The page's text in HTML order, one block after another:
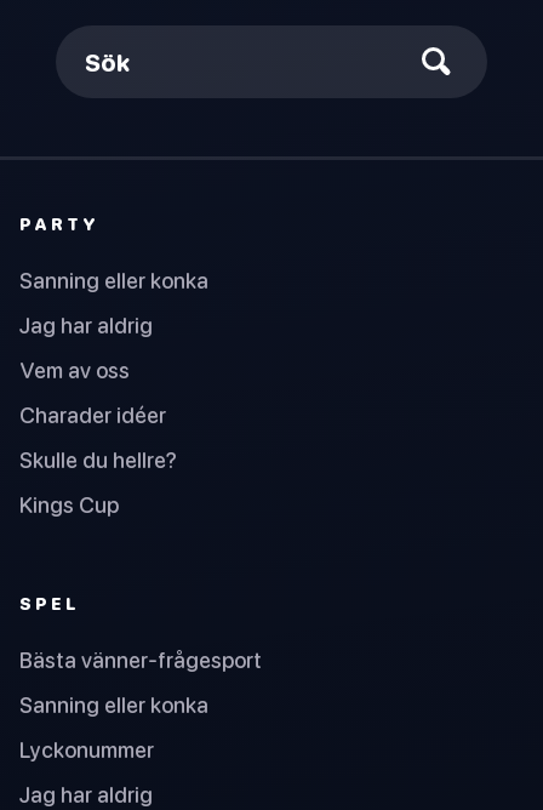
Sök
PARTY
Sanning eller konka
Jag har aldrig
Vem av oss
Charader idéer
Skulle du hellre?
Kings Cup
SPEL
Bästa vänner-frågesport
Sanning eller konka
Lyckonummer
Jag har aldrig